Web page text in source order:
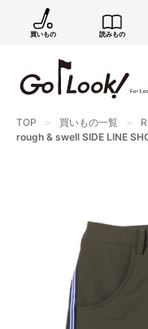
買いもの 読みもの
TOP 買いもの一覧
rough & swell SIDE LINE
GO/LOOK! か
新商品情報や編
まだご登録でな